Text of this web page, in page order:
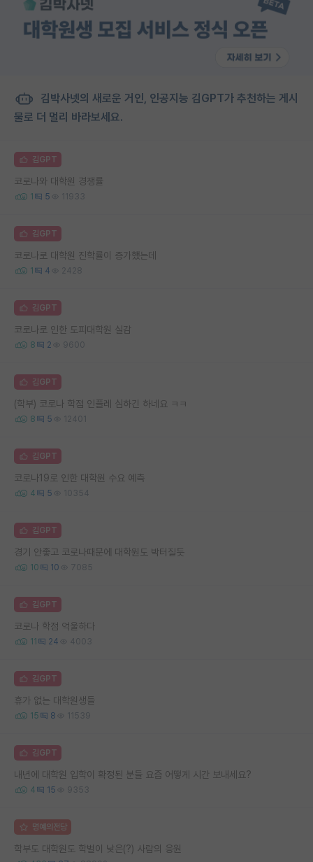
김박사넷의 새로운 거인, 인공지능 김GPT가 추천하는 게시
물로 더 멀리 바라보세요.
김GPT
코로나와 대학원 경쟁률
1 5 11933
김GPT
코로나로 대학원 진학률이 증가했는데
1 4 2428
김GPT
코로나로 인한 도피대학원 실감
8 2 9600
김GPT
(학부) 코로나 학점 인플레 심하긴 하네요 ㅋㅋ
8 5 12401
김GPT
코로나19로 인한 대학원 수요 예측
4 5 10354
김GPT
경기 안좋고 코로나때문에 대학원도 박터질듯
10 10 7085
김GPT
코로나 학점 억울하다
11 24 4003
김GPT
휴가 없는 대학원생들
15 8 11539
김GPT
내년에 대학원 입학이 확정된 분들 요즘 어떻게 시간 보내세요?
4 15 9353
명예의전당
학부도 대학원도 학벌이 낮은(?) 사람의 응원